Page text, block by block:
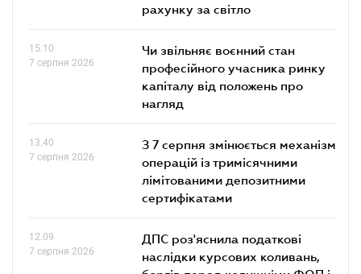
рахунку за світло
15.10
7 серпня 2026
Чи звільняє воєнний стан
професійного учасника ринку
капіталу від положень про
нагляд
13.40
7 серпня 2026
З 7 серпня змінюється механізм
операцій із тримісячними
лімітованими депозитними
сертифікатами
12.09
7 серпня 2026
ДПС роз'яснила податкові
наслідки курсових коливань,